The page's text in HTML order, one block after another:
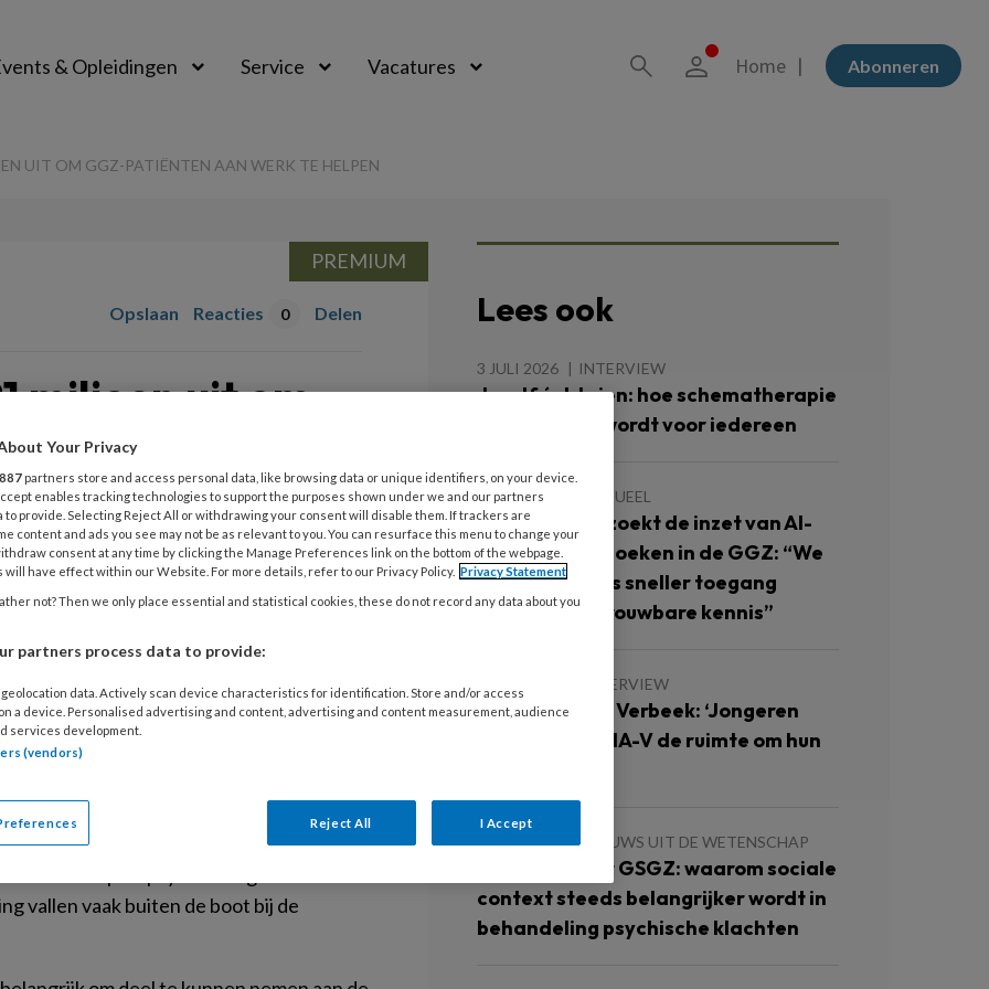
& Opleidingen Service Vacatures Abonneren
Home
UIT OM GGZ-PATIËNTEN AAN WERK TE HELPEN
Opslaan Reacties 0 Delen
miljoen uit om
werk te
twee jaar in totaal ruim 21
in de geestelijke
Met dat geld kunnen ggz-
zorgen.
jaar in totaal ruim 21 miljoen euro voor
aan werk te helpen. Met
de juiste begeleiding zorgen.
minister van Armoedebeleid,
online heeft gepubliceerd. Werk kan
hebben op de psychische gezondheid’.
vallen vaak buiten de boot bij de
PREMIUM
Lees ook
3 JULI 2026 INTERVIEW
Jezelf écht zien: hoe schematherapie
toegankelijk wordt voor iedereen
9 JUNI 2026 ACTUEEL
Accare onderzoekt de inzet van AI-
ondersteund zoeken in de GGZ: “We
willen collega’s sneller toegang
geven tot betrouwbare kennis”
INTERVIEW
Interview Sien Verbeek: ‘Jongeren
krijgen met DNA-V de ruimte om hun
31 MEI 2026 NIEUWS UIT DE WETENSCHAP
Van GGZ naar GSGZ: waarom sociale
context steeds belangrijker wordt in
behandeling psychische klachten
Your Privacy
887 partners store and access personal data, like browsing data or unique identifiers, on your device.
enables tracking technologies to support the purposes shown under we and our partners
to provide. Selecting Reject All or withdrawing your consent will disable them. If trackers are
content and ads you see may not be as relevant to you. You can resurface this menu to change your
consent at any time by clicking the Manage Preferences link on the bottom of the webpage.
will have effect within our Website. For more details, refer to our Privacy Policy. Privacy Statement
not? Then we only place essential and statistical cookies, these do not record any data about you
partners process data to provide:
data. Actively scan device characteristics for identification. Store and/or access
a device. Personalised advertising and content, advertising and content measurement, audience
services development.
(vendors)
Reject All I Accept